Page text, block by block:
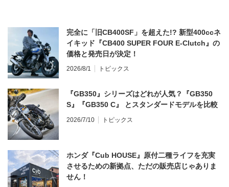
完全に「旧CB400SF」を超えた!? 新型400ccネ
イキッド『CB400 SUPER FOUR E-Clutch』の
価格と発売日が決定！
2026/8/1 トピックス
『GB350』シリーズはどれが人気？『GB350
S』『GB350 C』 とスタンダードモデルを比較
2026/7/10 トピックス
ホンダ『Cub HOUSE』原付二種ライフを充実
させるための新拠点、ただの販売店じゃありま
せん！